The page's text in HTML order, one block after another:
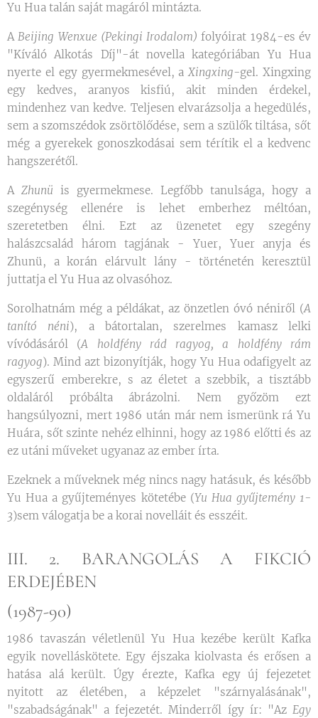
Yu Hua talán saját magáról mintázta.
ABeijing Wenxue (Pekingi Irodalom)folyóirat 1984-es év
"Kíváló Alkotás Díj"-át novella kategóriában Yu Hua
nyerte el egy gyermekmesével, aXingxing-gel. Xingxing
egy kedves, aranyos kisfiú, akit minden érdekel,
mindenhez van kedve. Teljesen elvarázsolja a hegedülés,
sem a szomszédok zsörtölődése, sem a szülők tiltása, sőt
még a gyerekek gonoszkodásai sem térítik el a kedvenc
hangszerétől.
A Zhunü is gyermekmese. Legfőbb tanulsága, hogy a
szegénység ellenére is lehet emberhez méltóan,
szeretetben élni. Ezt az üzenetet egy szegény
halászcsalád három tagjának - Yuer, Yuer anyja és
Zhunü, a korán elárvult lány - történetén keresztül
juttatja el Yu Hua az olvasóhoz.
Sorolhatnám még a példákat, az önzetlen óvó néniről (A
tanító néni), a bátortalan, szerelmes kamasz lelki
vívódásáról (A holdfény rád ragyog, a holdfény rám
ragyog). Mind azt bizonyítják, hogy Yu Hua odafigyelt az
egyszerű emberekre, s az életet a szebbik, a tisztább
oldaláról próbálta ábrázolni. Nem győzöm ezt
hangsúlyozni, mert 1986 után már nem ismerünk rá Yu
Huára, sőt szinte nehéz elhinni, hogy az 1986 előtti és az
ez utáni műveket ugyanaz az ember írta.
Ezeknek a műveknek még nincs nagy hatásuk, és később
Yu Hua a gyűjteményes kötetébe (Yu Hua gyűjtemény 1-
3)sem válogatja be a korai novelláit és esszéit.
III. 2. BARANGOLÁS A FIKCIÓ
ERDEJÉBEN
(1987-90)
1986 tavaszán véletlenül Yu Hua kezébe került Kafka
egyik novelláskötete. Egy éjszaka kiolvasta és erősen a
hatása alá került. Úgy érezte, Kafka egy új fejezetet
nyitott az életében, a képzelet "szárnyalásának",
"szabadságának" a fejezetét. Minderről így ír: "Az Egy